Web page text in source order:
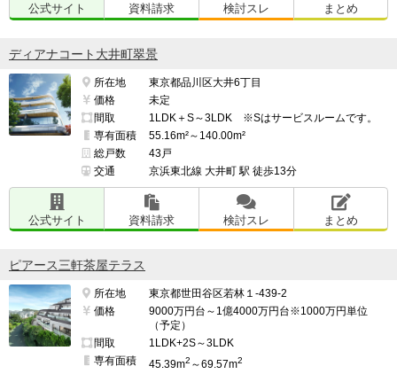
公式サイト 資料請求 検討スレ まとめ
ディアナコート大井町翠景
所在地
東京都品川区大井6丁目
価格
未定
間取
1LDK＋S～3LDK ※Sはサービスルームです。
専有面積
55.16m²～140.00m²
総戸数
43戸
交通
京浜東北線 大井町 駅 徒歩13分
公式サイト 資料請求 検討スレ まとめ
ピアース三軒茶屋テラス
所在地
東京都世田谷区若林１-439-2
価格
9000万円台～1億4000万円台※1000万円単位
（予定）
間取
1LDK+2S～3LDK
専有面積
45.39m2 ～69.57m2